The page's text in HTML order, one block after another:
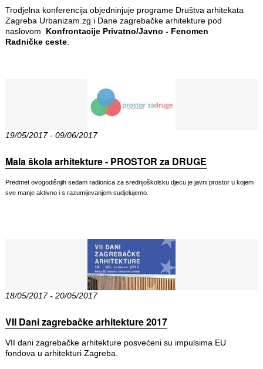
Trodjelna konferencija objedninjuje programe Društva arhitekata
Zagreba Urbanizam.zg i Dane zagrebačke arhitekture pod
naslovom Konfrontacije Privatno/Javno - Fenomen
Radničke ceste.
19/05/2017 - 09/06/2017
Mala škola arhitekture - PROSTOR za DRUGE
Predmet ovogodišnjih sedam radionica za srednjoškolsku djecu je javni prostor u kojem
sve manje aktivno i s razumijevanjem sudjelujemo.
18/05/2017 - 20/05/2017
VII Dani zagrebačke arhitekture 2017
VII dani zagrebačke arhitekture posvećeni su impulsima EU
fondova u arhitekturi Zagreba.